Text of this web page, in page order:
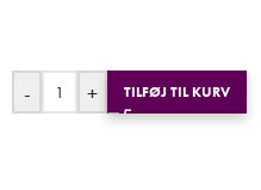
- + TILFØJ TIL KURV